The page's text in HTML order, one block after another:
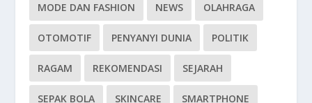
MODE DAN FASHION NEWS OLAHRAGA
OTOMOTIF PENYANYI DUNIA POLITIK
RAGAM REKOMENDASI SEJARAH
SEPAK BOLA SKINCARE SMARTPHONE